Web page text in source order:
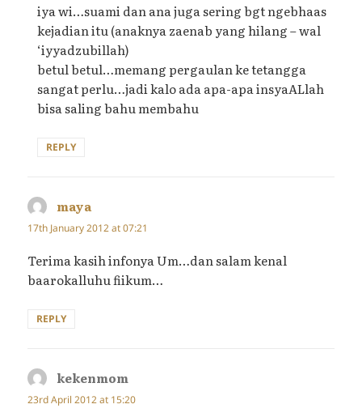
iya wi…suami dan ana juga sering bgt ngebhaas
kejadian itu (anaknya zaenab yang hilang – wal
‘iyyadzubillah)
betul betul…memang pergaulan ke tetangga
sangat perlu…jadi kalo ada apa-apa insyaALlah
bisa saling bahu membahu
REPLY
mayasays:
17th January 2012 at 07:21
Terima kasih infonya Um…dan salam kenal
baarokalluhu fiikum…
REPLY
kekenmom
23rd April 2012 at 15:20